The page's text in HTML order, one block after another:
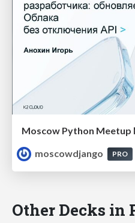
moscowdjango
PRO
Other Decks in